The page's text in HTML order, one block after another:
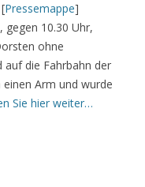
[Pressemappe]
gegen 10.30 Uhr,
ohne
auf die Fahrbahn der
Arm und wurde
Sie hier weiter…